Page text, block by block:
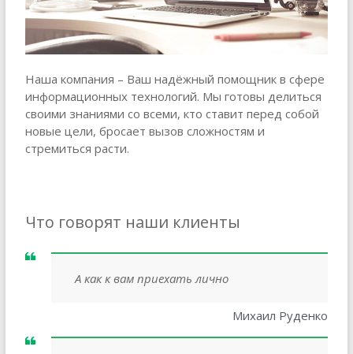
Наша компания – Ваш надёжный помощник в сфере
информационных технологий. Мы готовы делиться
своими знаниями со всеми, кто ставит перед собой
новые цели, бросает вызов сложностям и
стремиться расти.
Что говорят наши клиенты
А как к вам приехать лично
Михаил Руденко